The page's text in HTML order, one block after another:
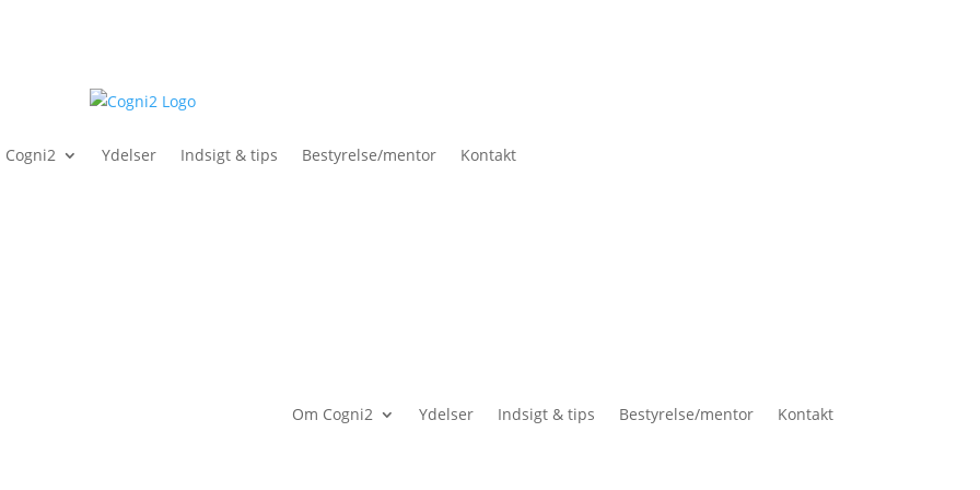
Cogni2 Ydelser Indsigt & tips Bestyrelse/mentor Kontakt
Om Cogni2 Ydelser Indsigt & tips Bestyrelse/mentor Kontakt